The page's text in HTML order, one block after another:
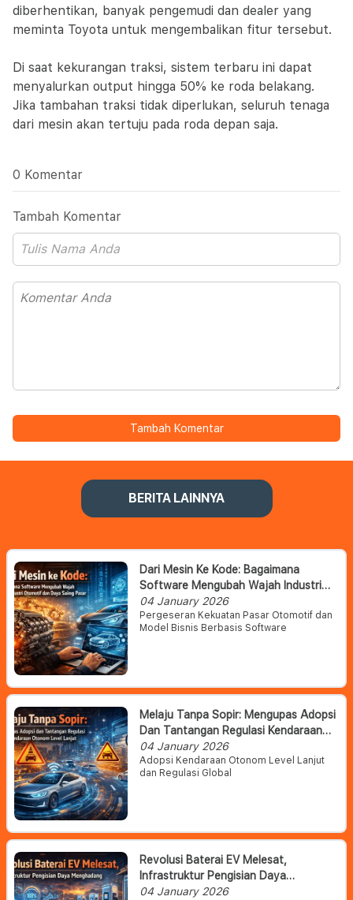
diberhentikan, banyak pengemudi dan dealer yang
meminta Toyota untuk mengembalikan fitur tersebut.
Di saat kekurangan traksi, sistem terbaru ini dapat
menyalurkan output hingga 50% ke roda belakang.
Jika tambahan traksi tidak diperlukan, seluruh tenaga
dari mesin akan tertuju pada roda depan saja.
0 Komentar
Tambah Komentar
Tambah Komentar
BERITA LAINNYA
Dari Mesin Ke Kode: Bagaimana
Software Mengubah Wajah Industri
Otomotif Dan Daya Saing Pasar
04 January 2026
Pergeseran Kekuatan Pasar Otomotif dan
Model Bisnis Berbasis Software
Melaju Tanpa Sopir: Mengupas Adopsi
Dan Tantangan Regulasi Kendaraan
Otonom Level Lanjut
04 January 2026
Adopsi Kendaraan Otonom Level Lanjut
dan Regulasi Global
Revolusi Baterai EV Melesat,
Infrastruktur Pengisian Daya
Menghadang
04 January 2026